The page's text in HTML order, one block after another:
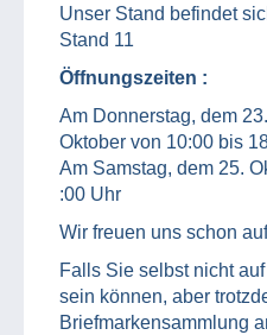
Unser Stand befindet
Stand 11
Öffnungszeiten :
Am Donnerstag, dem
Oktober von 10:00 bis
Am Samstag, dem 25.
:00 Uhr
Wir freuen uns schon
Falls Sie selbst nicht
sein können, aber
Briefmarkensammlung